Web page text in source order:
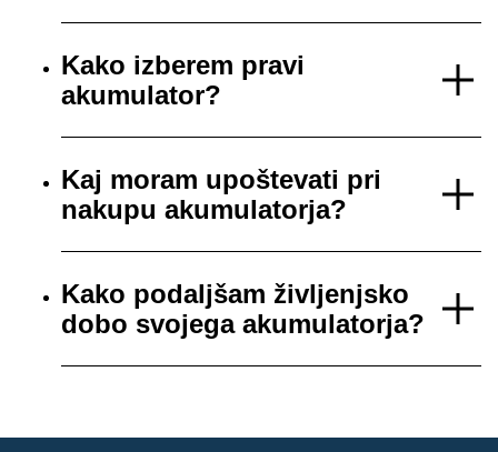
Kako izberem pravi
akumulator?
Kaj moram upoštevati pri
nakupu akumulatorja?
Kako podaljšam življenjsko
dobo svojega akumulatorja?